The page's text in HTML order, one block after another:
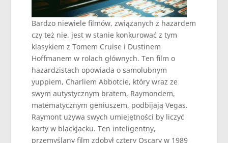
Bardzo niewiele filmów, związanych z hazardem
czy też nie, jest w stanie konkurować z tym
klasykiem z Tomem Cruise i Dustinem
Hoffmanem w rolach głównych. Ten film o
hazardzistach opowiada o samolubnym
yuppiem, Charliem Abbotcie, który wraz ze
swym autystycznym bratem, Raymondem,
matematycznym geniuszem, podbijają Vegas.
Raymont używa swych umiejętności by liczyć
karty w blackjacku. Ten inteligentny,
przemyślany film zdobył cztery Oscary w 1989